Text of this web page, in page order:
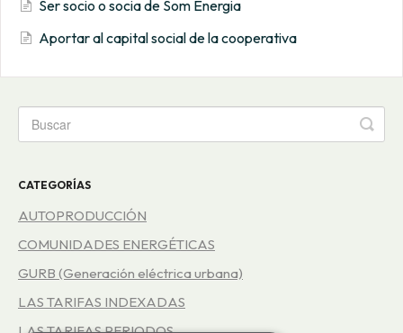
Ser socio o socia de Som Energia
Aportar al capital social de la cooperativa
CATEGORÍAS
AUTOPRODUCCIÓN
COMUNIDADES ENERGÉTICAS
GURB (Generación eléctrica urbana)
LAS TARIFAS INDEXADAS